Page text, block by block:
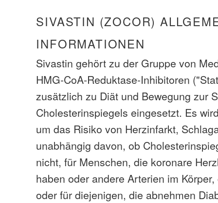
SIVASTIN (ZOCOR)
INFORMATIONEN
Sivastin gehört zu der Gruppe von
HMG-CoA-Reduktase-Inhibitoren
zusätzlich zu Diät und Bewegung zur
Cholesterinspiegels eingesetzt. Es
um das Risiko von Herzinfarkt,
unabhängig davon, ob
nicht, für Menschen, die koronare
haben oder andere Arterien im
oder für diejenigen, die abnehmen